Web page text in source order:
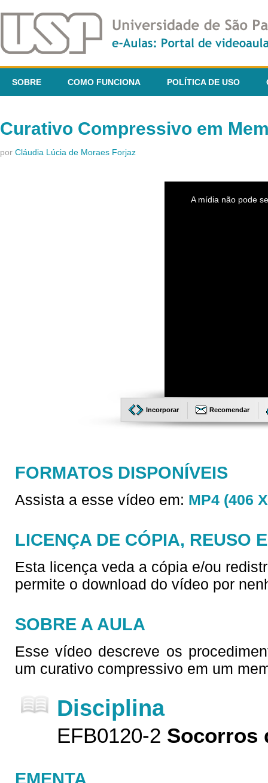
SOBRE COMO FUNCIONA POLÍTICA DE USO
Curativo Compressivo em
por Cláudia Lúcia de Moraes Forjaz
A mídia não pode
Incorporar Recomendar
FORMATOS DISPONÍVEIS
Assista a esse vídeo em: MP4 (406
LICENÇA DE CÓPIA, REUSO
Esta licença veda a cópia e/ou
permite o download do vídeo por
SOBRE A AULA
Esse vídeo descreve os
um curativo compressivo em um
Disciplina
EFB0120-2 Socorros
EMENTA